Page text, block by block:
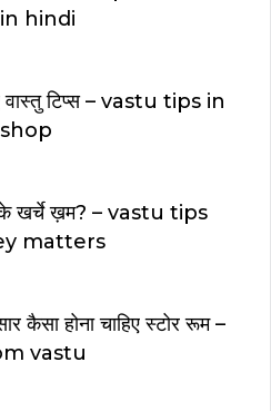
hindi
वास्तु टिप्स – vastu tips in
खर्चे ख़म? – vastu tips
matters
कैसा होना चाहिए स्टोर रूम –
vastu